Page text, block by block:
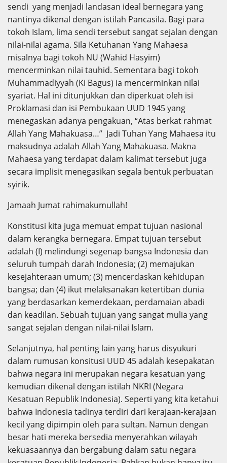
sendi yang menjadi landasan ideal bernegara yang
nantinya dikenal dengan istilah Pancasila. Bagi para
tokoh Islam, lima sendi tersebut sangat sejalan dengan
nilai-nilai agama. Sila Ketuhanan Yang Mahaesa
misalnya bagi tokoh NU (Wahid Hasyim)
mencerminkan nilai tauhid. Sementara bagi tokoh
Muhammadiyyah (Ki Bagus) ia mencerminkan nilai
syariat. Hal ini ditunjukkan dan diperkuat oleh isi
Proklamasi dan isi Pembukaan UUD 1945 yang
menegaskan adanya pengakuan, “Atas berkat rahmat
Allah Yang Mahakuasa…” Jadi Tuhan Yang Mahaesa itu
maksudnya adalah Allah Yang Mahakuasa. Makna
Mahaesa yang terdapat dalam kalimat tersebut juga
secara implisit menegasikan segala bentuk perbuatan
syirik.
Jamaah Jumat rahimakumullah!
Konstitusi kita juga memuat empat tujuan nasional
dalam kerangka bernegara. Empat tujuan tersebut
adalah (I) melindungi segenap bangsa Indonesia dan
seluruh tumpah darah Indonesia; (2) memajukan
kesejahteraan umum; (3) mencerdaskan kehidupan
bangsa; dan (4) ikut melaksanakan ketertiban dunia
yang berdasarkan kemerdekaan, perdamaian abadi
dan keadilan. Sebuah tujuan yang sangat mulia yang
sangat sejalan dengan nilai-nilai Islam.
Selanjutnya, hal penting lain yang harus disyukuri
dalam rumusan konsitusi UUD 45 adalah kesepakatan
bahwa negara ini merupakan negara kesatuan yang
kemudian dikenal dengan istilah NKRI (Negara
Kesatuan Republik Indonesia). Seperti yang kita ketahui
bahwa Indonesia tadinya terdiri dari kerajaan-kerajaan
kecil yang dipimpin oleh para sultan. Namun dengan
besar hati mereka bersedia menyerahkan wilayah
kekuasaannya dan bergabung dalam satu negara